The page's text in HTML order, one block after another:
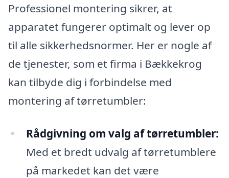
Professionel montering sikrer, at
apparatet fungerer optimalt og lever op
til alle sikkerhedsnormer. Her er nogle af
de tjenester, som et firma i Bækkekrog
kan tilbyde dig i forbindelse med
montering af tørretumbler:
Rådgivning om valg af tørretumbler:
Med et bredt udvalg af tørretumblere
på markedet kan det være